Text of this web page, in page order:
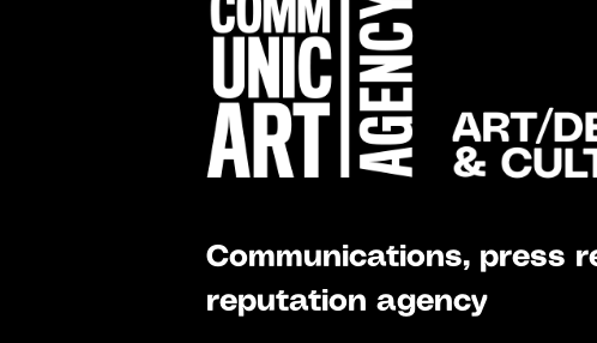
Communications, press
reputation agency